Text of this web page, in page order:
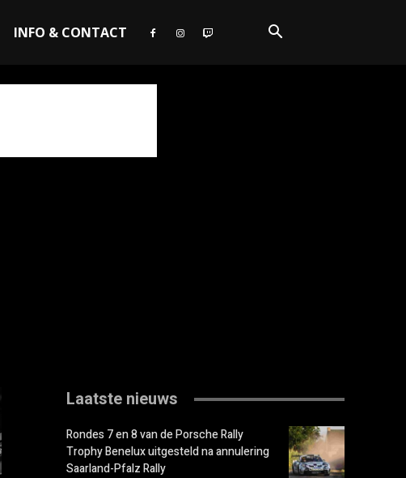
INFO & CONTACT
Laatste nieuws
Rondes 7 en 8 van de Porsche Rally
Trophy Benelux uitgesteld na annulering
Saarland-Pfalz Rally